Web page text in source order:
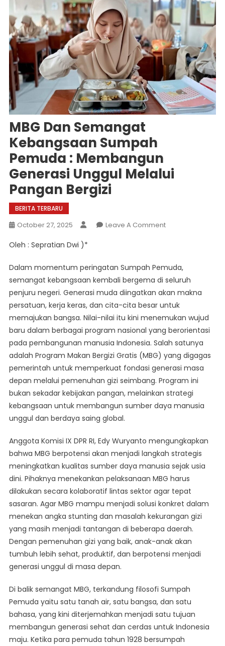
MBG Dan Semangat
Kebangsaan Sumpah
Pemuda : Membangun
Generasi Unggul Melalui
Pangan Bergizi
BERITA TERBARU
October 27, 2025 Leave A CommentOn
Kebangsaan
Sumpah
Pemuda
:
Membangun
Generasi
Unggul
Melalui
Pangan
Oleh : Sepratian Dwi )*
Dalam momentum peringatan Sumpah Pemuda,
semangat kebangsaan kembali bergema di seluruh
penjuru negeri. Generasi muda diingatkan akan makna
persatuan, kerja keras, dan cita-cita besar untuk
memajukan bangsa. Nilai-nilai itu kini menemukan wujud
baru dalam berbagai program nasional yang berorientasi
pada pembangunan manusia Indonesia. Salah satunya
adalah Program Makan Bergizi Gratis (MBG) yang digagas
pemerintah untuk memperkuat fondasi generasi masa
depan melalui pemenuhan gizi seimbang. Program ini
bukan sekadar kebijakan pangan, melainkan strategi
kebangsaan untuk membangun sumber daya manusia
unggul dan berdaya saing global.
Anggota Komisi IX DPR RI, Edy Wuryanto mengungkapkan
bahwa MBG berpotensi akan menjadi langkah strategis
meningkatkan kualitas sumber daya manusia sejak usia
dini. Pihaknya menekankan pelaksanaan MBG harus
dilakukan secara kolaboratif lintas sektor agar tepat
sasaran. Agar MBG mampu menjadi solusi konkret dalam
menekan angka stunting dan masalah kekurangan gizi
yang masih menjadi tantangan di beberapa daerah.
Dengan pemenuhan gizi yang baik, anak-anak akan
tumbuh lebih sehat, produktif, dan berpotensi menjadi
generasi unggul di masa depan.
Di balik semangat MBG, terkandung filosofi Sumpah
Pemuda yaitu satu tanah air, satu bangsa, dan satu
bahasa, yang kini diterjemahkan menjadi satu tujuan
membangun generasi sehat dan cerdas untuk Indonesia
maju. Ketika para pemuda tahun 1928 bersumpah